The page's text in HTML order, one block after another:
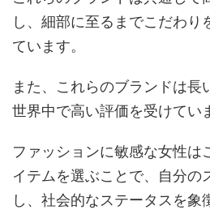
し、細部に至るまでこだわり
ています。
また、これらのブランドは長
世界中で高い評価を受けてい
ファッションに敏感な女性は
イテムを選ぶことで、自分の
し、社会的なステータスを象